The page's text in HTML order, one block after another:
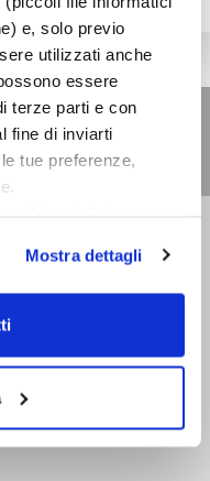
e, solo previo
utilizzati anche
essere
terze parti e con
fine di inviarti
tue preferenze,
a prendere visione
la
“Accetta tutti” presti
potrai revocare in
Mostra dettagli